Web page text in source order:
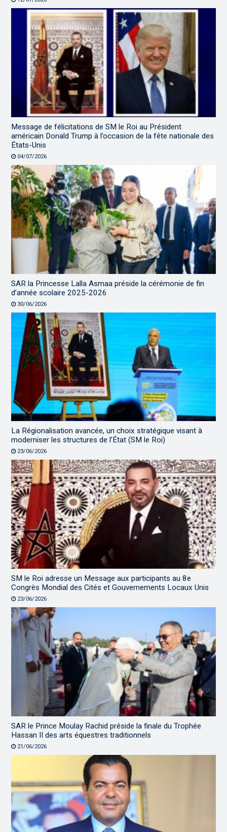
Message de félicitations de SM le Roi au Président
américain Donald Trump à l’occasion de la fête nationale des
États-Unis
04/07/2026
SAR la Princesse Lalla Asmaa préside la cérémonie de fin
d’année scolaire 2025-2026
30/06/2026
La Régionalisation avancée, un choix stratégique visant à
moderniser les structures de l’État (SM le Roi)
23/06/2026
SM le Roi adresse un Message aux participants au 8e
Congrès Mondial des Cités et Gouvernements Locaux Unis
23/06/2026
SAR le Prince Moulay Rachid préside la finale du Trophée
Hassan II des arts équestres traditionnels
21/06/2026